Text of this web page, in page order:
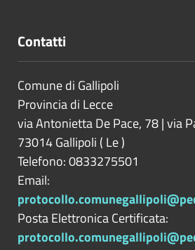
Contatti
Comune di Gallipoli
Provincia di Lecce
via Antonietta De Pace, 78 | via
73014Gallipoli ( Le)
Telefono: 0833275501
Email:
Posta Elettronica Certificata: